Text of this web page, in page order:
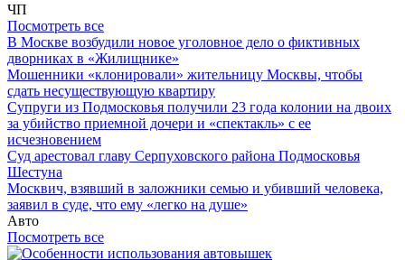
ЧП
Посмотреть все
В Москве возбудили новое уголовное дело о фиктивных
дворниках в «Жилищнике»
Мошенники «клонировали» жительницу Москвы, чтобы
сдать несуществующую квартиру
Супруги из Подмосковья получили 23 года колонии на двоих
за убийство приемной дочери и «спектакль» с ее
исчезновением
Суд арестовал главу Серпуховского района Подмосковья
Шестуна
Москвич, взявший в заложники семью и убивший человека,
заявил в суде, что ему «легко на душе»
Авто
Посмотреть все